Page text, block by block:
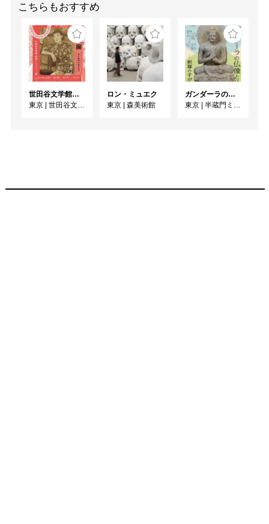
こちらもおすすめ
世田谷文学館コレクション展 没後30年 宇野千代展
東京
世田谷文学館
ロン・ミュエク
東京
森美術館
ガンダーラの仏像と仏伝ー釈尊のすがたー
東京
半蔵門ミュージアム